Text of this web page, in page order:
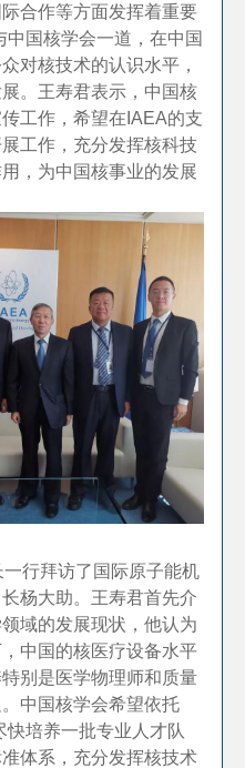
合作等方面发挥着重要
国核学会一道，在中国
对核技术的认识水平，
。王寿君表示，中国核
工作，希望在IAEA的支
工作，充分发挥核科技
，为中国核事业的发展
行拜访了国际原子能机
杨大助。王寿君首先介
域的发展现状，他认为
中国的核医疗设备水平
别是医学物理师和质量
中国核学会希望依托
快培养一批专业人才队
体系，充分发挥核技术